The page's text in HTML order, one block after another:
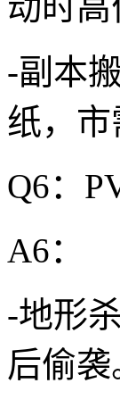
-副本
纸，市
Q6：
A6：
-地形
后偷袭